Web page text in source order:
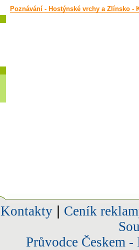
Poznávání - Hostýnské vrchy a Zlínsko -
Kontakty| Ceník
Průvodce Českem